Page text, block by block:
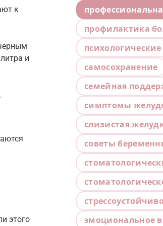
к
и
этого
профилактика
самосохранение
семейная
симптомы
слизистая
советы
эмоциональное